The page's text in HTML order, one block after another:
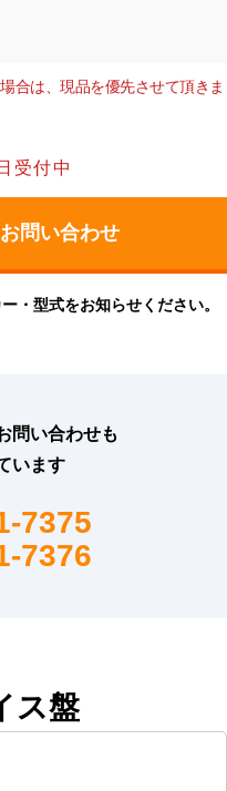
合は、現品を優先させて頂きま
受付中
・型式をお知らせください。
問い合わせも
います
7375
7376
ス盤